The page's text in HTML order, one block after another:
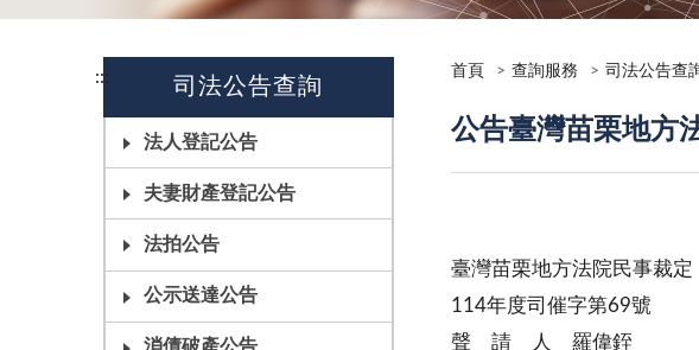
::: 司法公告查詢
法人登記公告
夫妻財產登記公告
法拍公告
公示送達公告
首頁 查詢服務 司法公告查
公告臺灣苗栗地方
臺灣苗栗地方法院民事裁定
114年度司催字第69號
聲 請 人 羅偉銍